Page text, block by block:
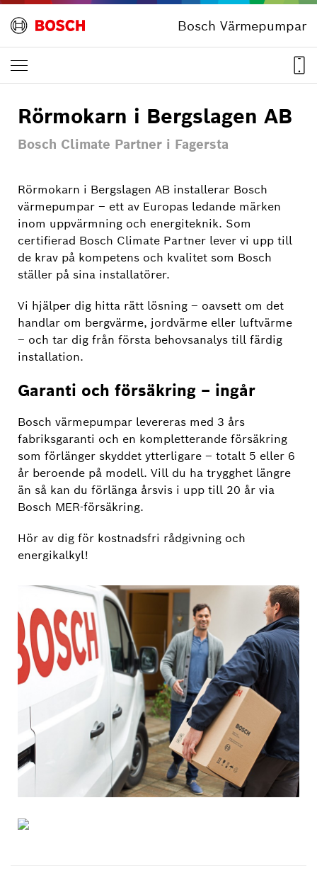
Bosch Värmepumpar
Rörmokarn i Bergslagen AB
Bosch Climate Partner i Fagersta
Rörmokarn i Bergslagen AB installerar Bosch
värmepumpar – ett av Europas ledande märken
inom uppvärmning och energiteknik. Som
certifierad Bosch Climate Partner lever vi upp till
de krav på kompetens och kvalitet som Bosch
ställer på sina installatörer.
Vi hjälper dig hitta rätt lösning – oavsett om det
handlar om bergvärme, jordvärme eller luftvärme
– och tar dig från första behovsanalys till färdig
installation.
Garanti och försäkring – ingår
Bosch värmepumpar levereras med 3 års
fabriksgaranti och en kompletterande försäkring
som förlänger skyddet ytterligare – totalt 5 eller 6
år beroende på modell. Vill du ha trygghet längre
än så kan du förlänga årsvis i upp till 20 år via
Bosch MER-försäkring.
Hör av dig för kostnadsfri rådgivning och
energikalkyl!